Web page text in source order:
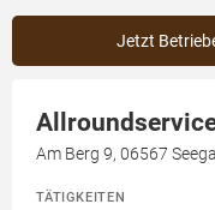
Jetzt
Am Berg 9, 06567
TÄTIGKEITEN